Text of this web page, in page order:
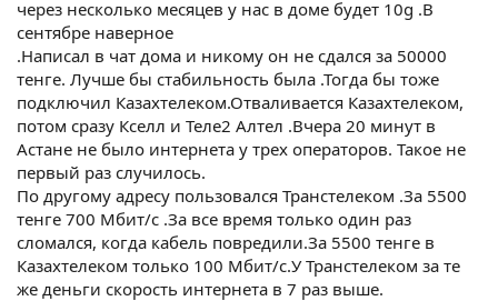
через несколько месяцев у нас в доме будет 10g .В
сентябре наверное
.Написал в чат дома и никому он не сдался за 50000
тенге. Лучше бы стабильность была .Тогда бы тоже
подключил Казахтелеком.Отваливается Казахтелеком,
потом сразу Кселл и Теле2 Алтел .Вчера 20 минут в
Астане не было интернета у трех операторов. Такое не
первый раз случилось.
По другому адресу пользовался Транстелеком .За 5500
тенге 700 Мбит/с .За все время только один раз
сломался, когда кабель повредили.За 5500 тенге в
Казахтелеком только 100 Мбит/с.У Транстелеком за те
же деньги скорость интернета в 7 раз выше.